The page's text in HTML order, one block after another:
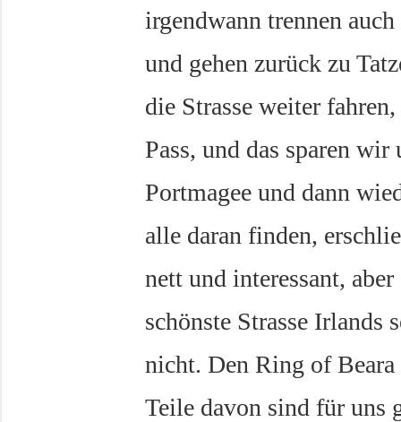
irgendwann trennen
und gehen zurück zu
die Strasse weiter
Pass, und das sparen
Portmagee und dann
alle daran finden,
nett und interessant,
schönste Strasse
nicht. Den Ring of
Teile davon sind für uns